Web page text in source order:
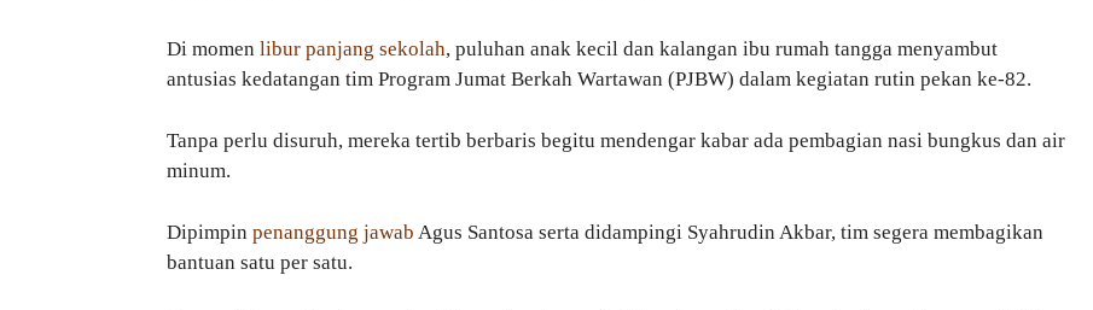
Di momen libur panjang sekolah, puluhan anak kecil dan kalangan ibu rumah tangga menyambut
antusias kedatangan tim Program Jumat Berkah Wartawan (PJBW) dalam kegiatan rutin pekan ke-82.
Tanpa perlu disuruh, mereka tertib berbaris begitu mendengar kabar ada pembagian nasi bungkus dan air
minum.
Dipimpin penanggung jawab Agus Santosa serta didampingi Syahrudin Akbar, tim segera membagikan
bantuan satu per satu.